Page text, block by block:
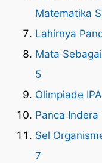
Matematika
Lahirnya
Mata
5
Olimpiade
Panca Indera
Sel
7